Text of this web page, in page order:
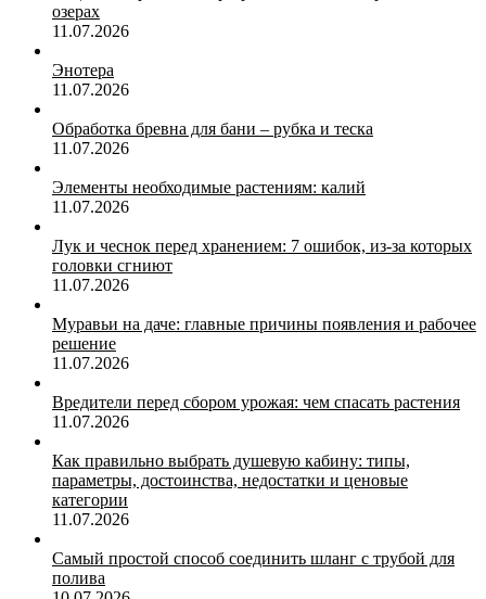
озерах
11.07.2026
Энотера
11.07.2026
Обработка бревна для бани – рубка и теска
11.07.2026
Элементы необходимые растениям: калий
11.07.2026
Лук и чеснок перед хранением: 7 ошибок, из-за которых
головки сгниют
11.07.2026
Муравьи на даче: главные причины появления и рабочее
решение
11.07.2026
Вредители перед сбором урожая: чем спасать растения
11.07.2026
Как правильно выбрать душевую кабину: типы,
параметры, достоинства, недостатки и ценовые
категории
11.07.2026
Самый простой способ соединить шланг с трубой для
полива